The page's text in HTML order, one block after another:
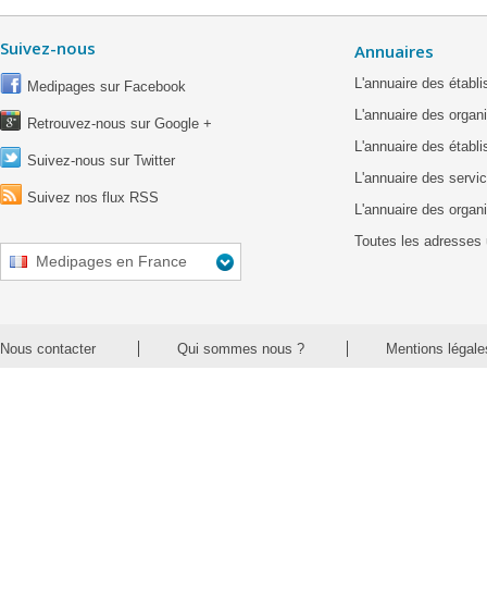
Suivez-nous
Medipages sur Facebook
Retrouvez-nous sur Google +
Suivez-nous sur Twitter
Suivez nos flux RSS
Medipages en France
Annuaires
L'annuaire des
L'annuaire des
L'annuaire des
L'annuaire des
L'annuaire des
Toutes les adresses
Nous contacter Qui sommes nous ? Mentions